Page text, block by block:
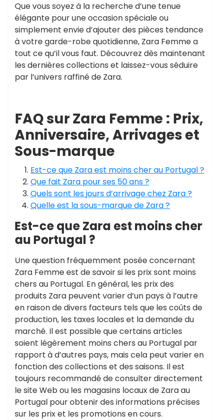
Que vous soyez à la recherche d’une tenue
élégante pour une occasion spéciale ou
simplement envie d’ajouter des pièces tendance
à votre garde-robe quotidienne, Zara Femme a
tout ce qu’il vous faut. Découvrez dès maintenant
les dernières collections et laissez-vous séduire
par l’univers raffiné de Zara.
FAQ sur Zara Femme : Prix,
Anniversaire, Arrivages et
Sous-marque
Est-ce que Zara est moins cher au Portugal ?
Que fait Zara pour ses 50 ans ?
Quels sont les jours d’arrivage chez Zara ?
Quelle est la sous-marque de Zara ?
Est-ce que Zara est moins cher
au Portugal ?
Une question fréquemment posée concernant
Zara Femme est de savoir si les prix sont moins
chers au Portugal. En général, les prix des
produits Zara peuvent varier d’un pays à l’autre
en raison de divers facteurs tels que les coûts de
production, les taxes locales et la demande du
marché. Il est possible que certains articles
soient légèrement moins chers au Portugal par
rapport à d’autres pays, mais cela peut varier en
fonction des collections et des saisons. Il est
toujours recommandé de consulter directement
le site Web ou les magasins locaux de Zara au
Portugal pour obtenir des informations précises
sur les prix et les promotions en cours.